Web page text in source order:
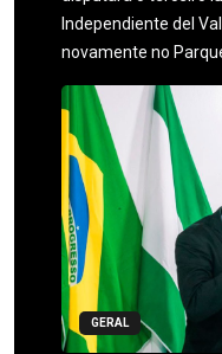
Independiente del
novamente no
GERAL